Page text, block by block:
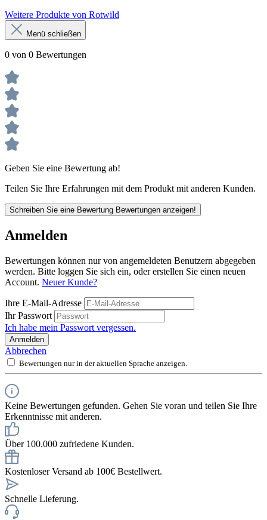
Weitere Produkte von Rotwild
Menü schließen
0 von 0 Bewertungen
Geben Sie eine Bewertung ab!
Teilen Sie Ihre Erfahrungen mit dem Produkt mit anderen Kunden.
Schreiben Sie eine Bewertung Bewertungen anzeigen!
Anmelden
Bewertungen können nur von angemeldeten Benutzern abgegeben
werden. Bitte loggen Sie sich ein, oder erstellen Sie einen neuen
Account. Neuer Kunde?
Ihre E-Mail-Adresse
Ihr Passwort
Ich habe mein Passwort vergessen.
Anmelden
Abbrechen
Bewertungen nur in der aktuellen Sprache anzeigen.
Keine Bewertungen gefunden. Gehen Sie voran und teilen Sie Ihre
Erkenntnisse mit anderen.
Über 100.000 zufriedene Kunden.
Kostenloser Versand ab 100€ Bestellwert.
Schnelle Lieferung.